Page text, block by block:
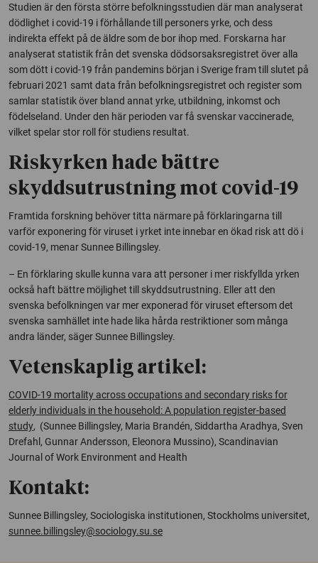
Studien är den första större befolkningsstudien där man analyserat
dödlighet i covid-19 i förhållande till personers yrke, och dess
indirekta effekt på de äldre som de bor ihop med. Forskarna har
analyserat statistik från det svenska dödsorsaksregistret över alla
som dött i covid-19 från pandemins början i Sverige fram till slutet på
februari 2021 samt data från befolkningsregistret och register som
samlar statistik över bland annat yrke, utbildning, inkomst och
födelseland. Under den här perioden var få svenskar vaccinerade,
vilket spelar stor roll för studiens resultat.
Riskyrken hade bättre
skyddsutrustning mot covid-19
Framtida forskning behöver titta närmare på förklaringarna till
varför exponering för viruset i yrket inte innebar en ökad risk att dö i
covid-19, menar Sunnee Billingsley.
– En förklaring skulle kunna vara att personer i mer riskfyllda yrken
också haft bättre möjlighet till skyddsutrustning. Eller att den
svenska befolkningen var mer exponerad för viruset eftersom det
svenska samhället inte hade lika hårda restriktioner som många
andra länder, säger Sunnee Billingsley.
Vetenskaplig artikel:
COVID-19 mortality across occupations and secondary risks for
elderly individuals in the household: A population register-based
study, (Sunnee Billingsley, Maria Brandén, Siddartha Aradhya, Sven
Drefahl, Gunnar Andersson, Eleonora Mussino), Scandinavian
Journal of Work Environment and Health
Kontakt:
Sunnee Billingsley, Sociologiska institutionen, Stockholms universitet,
sunnee.billingsley@sociology.su.se